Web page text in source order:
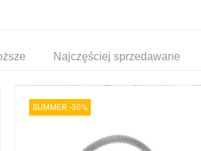
Najczęściej sprzedawane
SUMMER -30%